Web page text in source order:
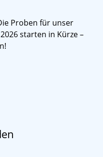
Proben für unser
starten in Kürze –